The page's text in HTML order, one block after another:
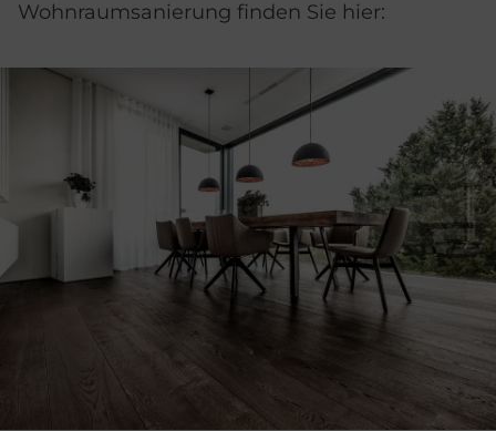
Wohnraumsanierung finden Sie hier: